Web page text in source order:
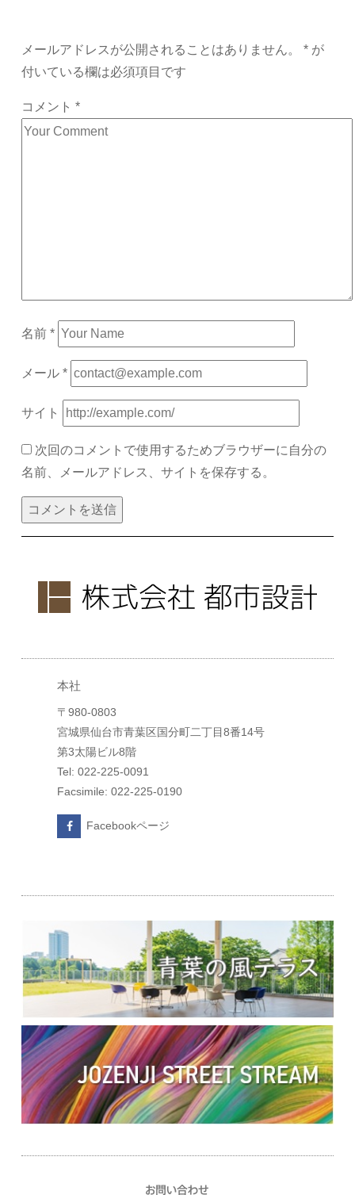
メールアドレスが公開されることはありません。 *が
付いている欄は必須項目です
コメント *
名前 *
メール *
サイト
次回のコメントで使用するためブラウザーに自分の
名前、メールアドレス、サイトを保存する。
本社
〒980-0803
宮城県仙台市青葉区国分町二丁目8番14号
第3太陽ビル8階
Tel: 022-225-0091
Facsimile: 022-225-0190
Facebookページ